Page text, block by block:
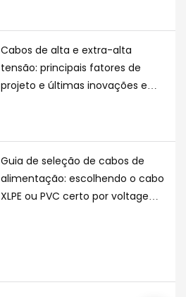
Cabos de alta e extra-alta
tensão: principais fatores de
projeto e últimas inovações em
Guia de seleção de cabos de
alimentação: escolhendo o cabo
XLPE ou PVC certo por voltagem